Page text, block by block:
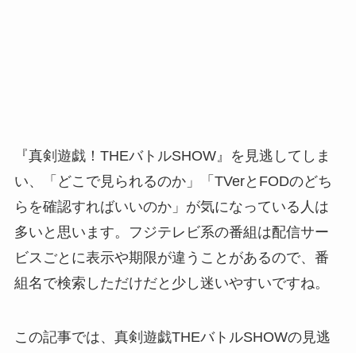
『真剣遊戯！THEバトルSHOW』を見逃してしま
い、「どこで見られるのか」「TVerとFODのどち
らを確認すればいいのか」が気になっている人は
多いと思います。フジテレビ系の番組は配信サー
ビスごとに表示や期限が違うことがあるので、番
組名で検索しただけだと少し迷いやすいですね。
この記事では、真剣遊戯THEバトルSHOWの見逃